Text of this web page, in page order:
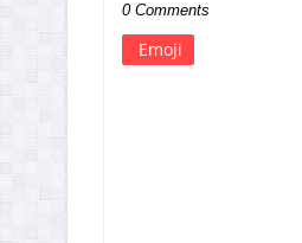
0 Comments
Emoji